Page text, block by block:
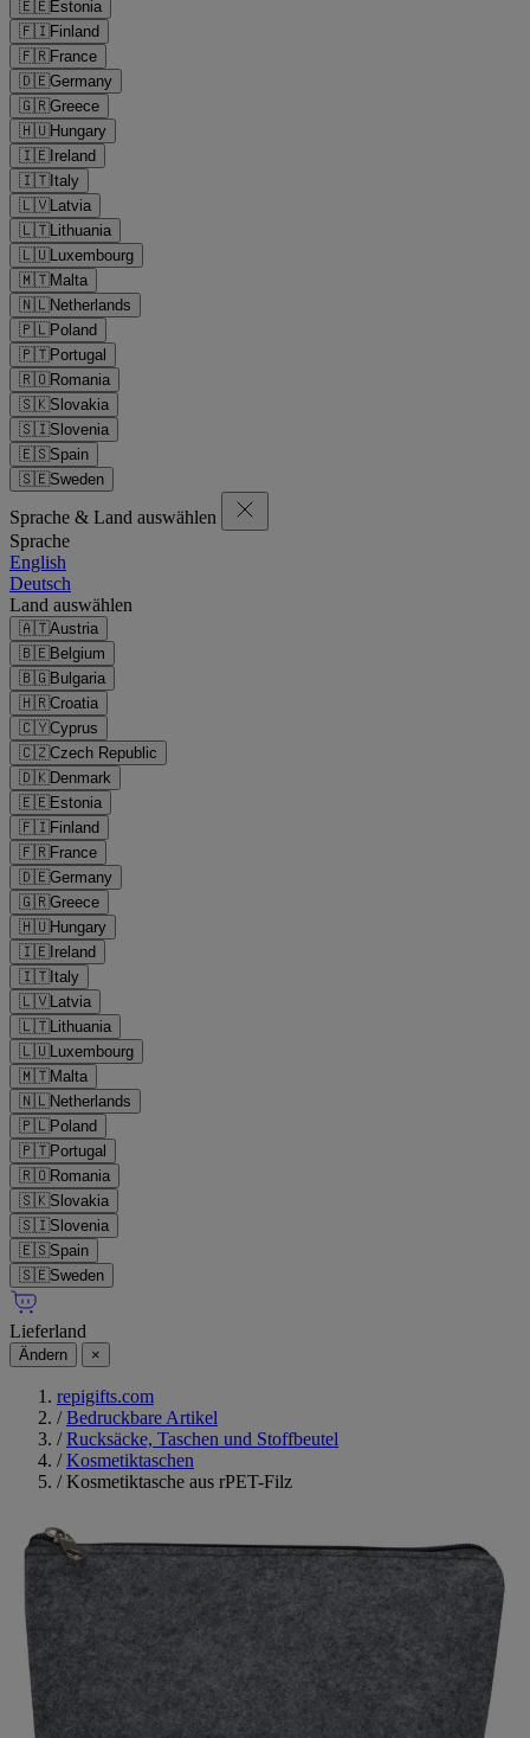
🇪🇪Estonia
🇫🇮Finland
🇫🇷France
🇩🇪Germany
🇬🇷Greece
🇭🇺Hungary
🇮🇪Ireland
🇮🇹Italy
🇱🇻Latvia
🇱🇹Lithuania
🇱🇺Luxembourg
🇲🇹Malta
🇳🇱Netherlands
🇵🇱Poland
🇵🇹Portugal
🇷🇴Romania
🇸🇰Slovakia
🇸🇮Slovenia
🇪🇸Spain
🇸🇪Sweden
Sprache & Land auswählen
Sprache
English
Deutsch
Land auswählen
🇦🇹Austria
🇧🇪Belgium
🇧🇬Bulgaria
🇭🇷Croatia
🇨🇾Cyprus
🇨🇿Czech Republic
🇩🇰Denmark
🇪🇪Estonia
🇫🇮Finland
🇫🇷France
🇩🇪Germany
🇬🇷Greece
🇭🇺Hungary
🇮🇪Ireland
🇮🇹Italy
🇱🇻Latvia
🇱🇹Lithuania
🇱🇺Luxembourg
🇲🇹Malta
🇳🇱Netherlands
🇵🇱Poland
🇵🇹Portugal
🇷🇴Romania
🇸🇰Slovakia
🇸🇮Slovenia
🇪🇸Spain
🇸🇪Sweden
Lieferland
Ändern ×
repigifts.com
/ Bedruckbare Artikel
/ Rucksäcke, Taschen und Stoffbeutel
/ Kosmetiktaschen
/ Kosmetiktasche aus rPET-Filz